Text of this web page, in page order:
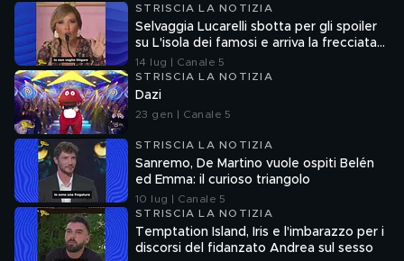
STRISCIA LA NOTIZIA
Selvaggia Lucarelli sbotta per gli spoiler
su L'isola dei famosi e arriva la frecciata
di Fedez
14 lug | Canale 5
STRISCIA LA NOTIZIA
Dazi
23 gen | Canale 5
STRISCIA LA NOTIZIA
Sanremo, De Martino vuole ospiti Belén
ed Emma: il curioso triangolo
10 lug | Canale 5
STRISCIA LA NOTIZIA
Temptation Island, Iris e l'imbarazzo per i
discorsi del fidanzato Andrea sul sesso